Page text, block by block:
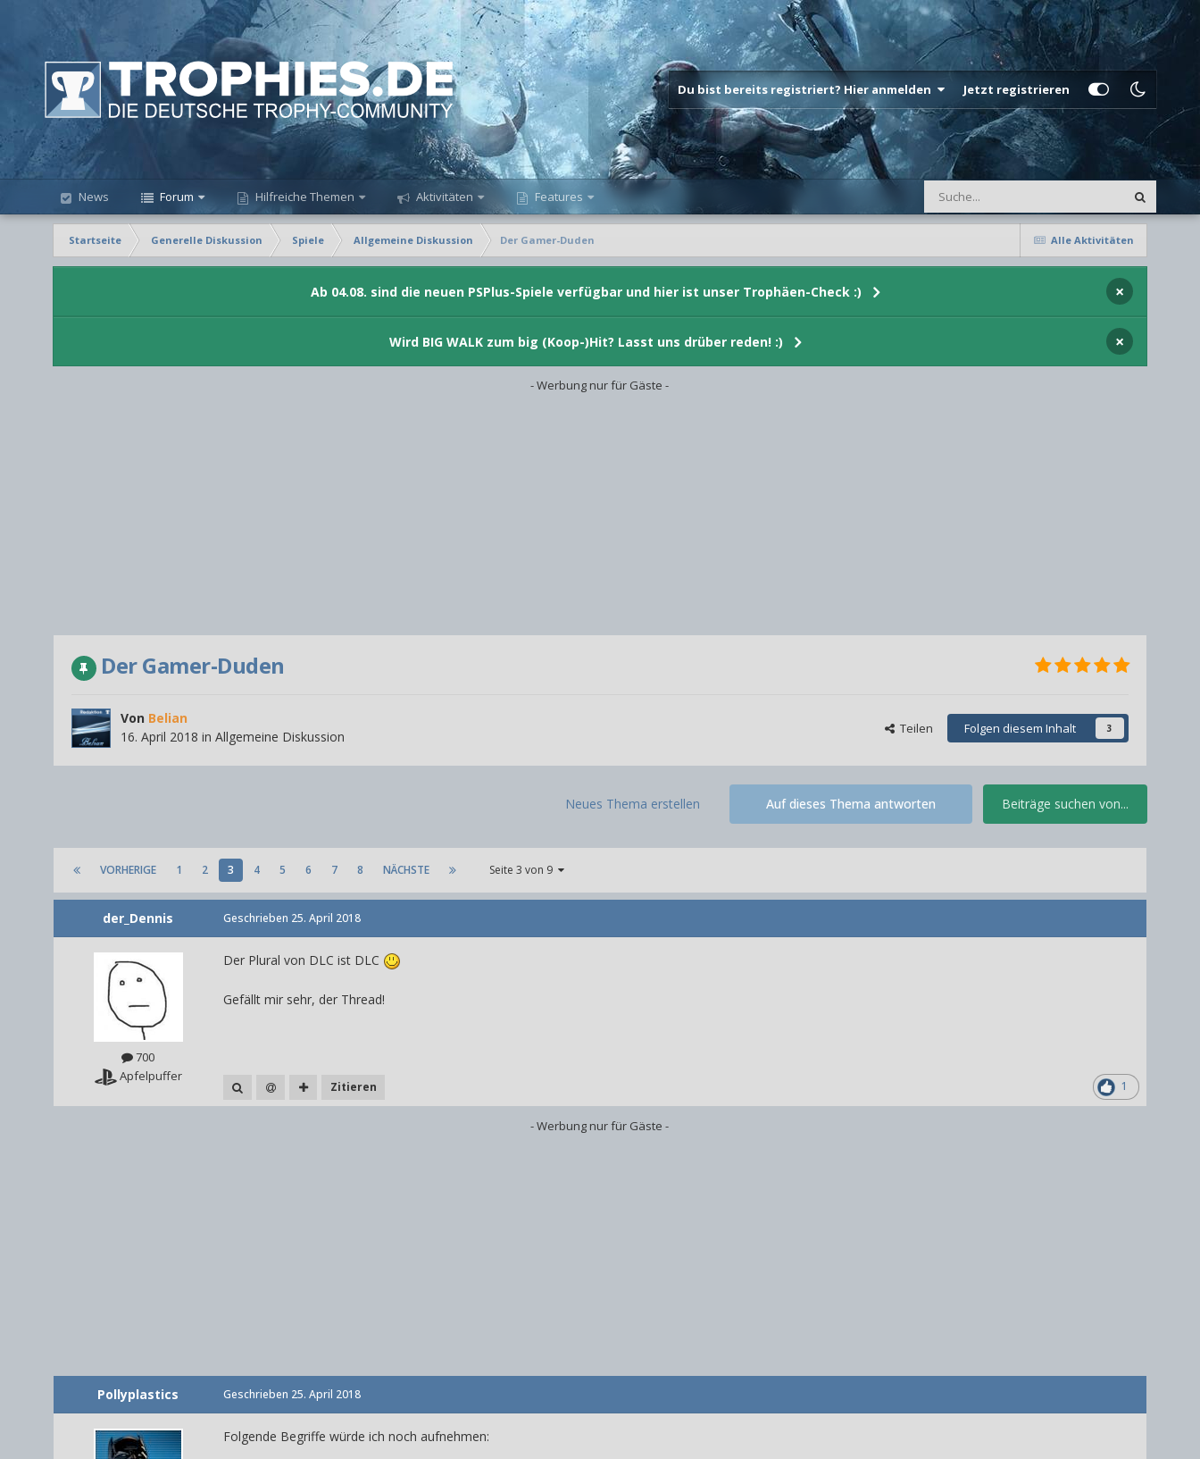
Du bist bereits registriert? Hier anmelden Jetzt registrieren
News Forum Hilfreiche Themen Aktivitäten Features
Alle Aktivitäten
Startseite Generelle Diskussion Spiele Allgemeine Diskussion Der Gamer-Duden
Ab 04.08. sind die neuen PSPlus-Spiele verfügbar und hier ist unser Trophäen-Check :) ×
Wird BIG WALK zum big (Koop-)Hit? Lasst uns drüber reden! :) ×
- Werbung nur für Gäste -
Der Gamer-Duden
Von Belian
16. April 2018 in Allgemeine Diskussion Teilen Folgen diesem Inhalt 3
Beiträge suchen von...
Auf dieses Thema antworten
Neues Thema erstellen
VORHERIGE 1 2 3 4 5 6 7 8 NÄCHSTE Seite 3 von 9
der_Dennis
700
Apfelpuffer
Geschrieben 25. April 2018
Der Plural von DLC ist DLC
Gefällt mir sehr, der Thread!
1
Zitieren
- Werbung nur für Gäste -
Pollyplastics Geschrieben 25. April 2018
Folgende Begriffe würde ich noch aufnehmen: